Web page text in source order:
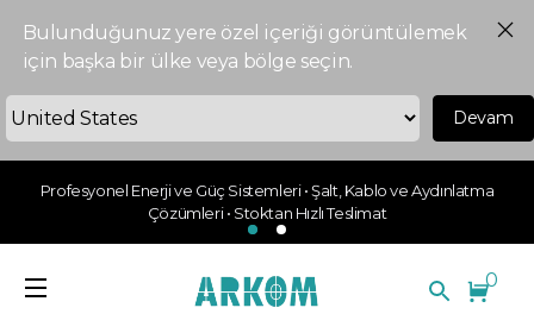
Bulunduğunuz yere özel içeriği görüntülemek
için başka bir ülke veya bölge seçin.
Devam
Profesyonel Enerji ve Güç Sistemleri • Şalt, Kablo ve Aydınlatma
Çözümleri • Stoktan Hızlı Teslimat
0